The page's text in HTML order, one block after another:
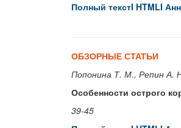
Полный текстI HTMLI
ОБЗОРНЫЕ СТАТЬИ
Попонина Т. М., Репин А.
Особенности острого
39-45